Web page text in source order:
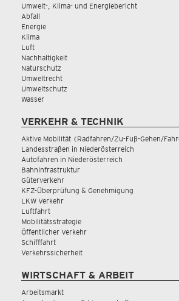
Umwelt-, Klima- und Energiebericht
Abfall
Energie
Klima
Luft
Nachhaltigkeit
Naturschutz
Umweltrecht
Umweltschutz
Wasser
VERKEHR & TECHNIK
Aktive Mobilität (Radfahren/Zu-Fuß-Gehen/
Landesstraßen in Niederösterreich
Autofahren in Niederösterreich
Bahninfrastruktur
Güterverkehr
KFZ-Überprüfung & Genehmigung
LKW Verkehr
Luftfahrt
Mobilitätsstrategie
Öffentlicher Verkehr
Schifffahrt
Verkehrssicherheit
WIRTSCHAFT & ARBEIT
Arbeitsmarkt